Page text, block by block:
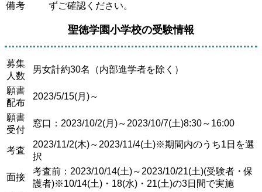
備考
ずご確認ください。
聖徳学園小学校の受験情報
募集
人数
男女計約30名（内部進学者を除く）
願書
配布
2023/5/15(月)～
願書
受付
窓口：2023/10/2(月)～2023/10/7(土)8:30～16:00
考査
2023/11/2(木)～2023/11/4(土)※期間内のうち1日を選
択
面接
考査前：2023/10/14(土)～2023/10/21(土)(受験者・保
護者)※10/14(土)・18(水)・21(土)の3日間で実施